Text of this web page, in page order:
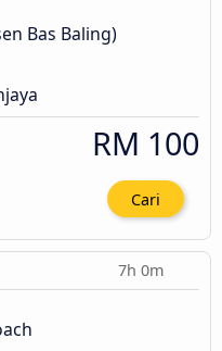
Bas Baling)
RM 100
Cari
7h 0m